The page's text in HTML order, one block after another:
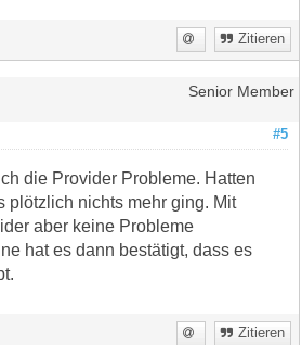
Zitieren
Senior Member
#5
die Provider Probleme. Hatten
plötzlich nichts mehr ging. Mit
aber keine Probleme
hat es dann bestätigt, dass es
Zitieren